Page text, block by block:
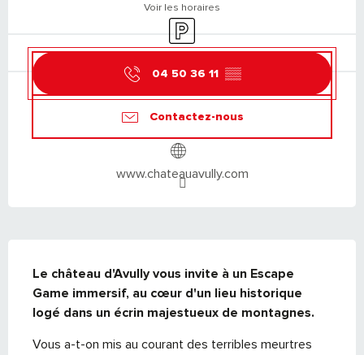
Voir les horaires
Parking
04 50 36 11 ▒▒
Contactez-nous
www.chateauavully.com
Le château d'Avully vous invite à un Escape
Game immersif, au cœur d'un lieu historique
logé dans un écrin majestueux de montagnes.
Vous a-t-on mis au courant des terribles meurtres